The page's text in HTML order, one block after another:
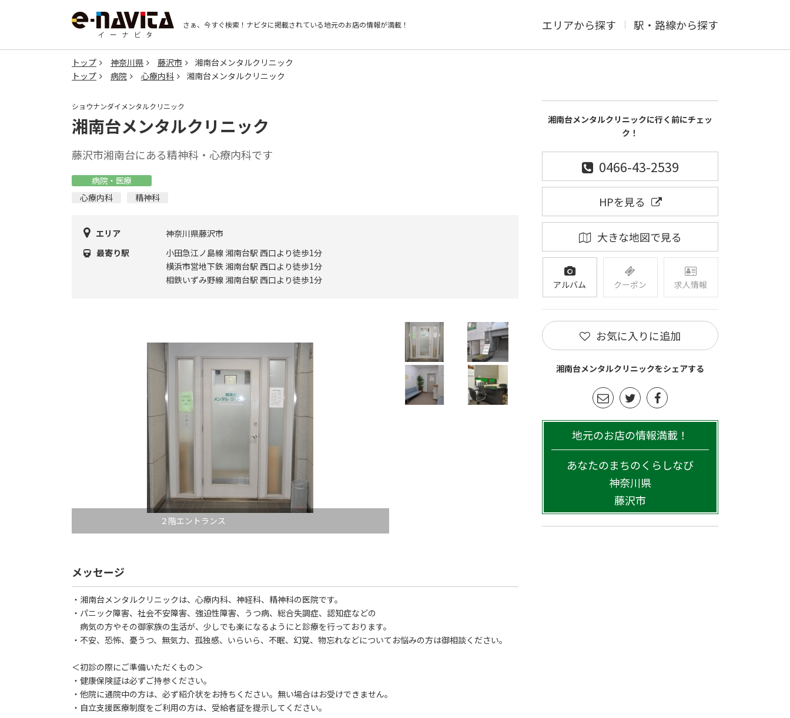
さぁ、今すぐ検索！ ナビタに掲載されている地元のお店の情報が満載！ エリアから探す 駅・路線から探す
トップ 神奈川県 藤沢市
湘南台メンタルクリニック
トップ
病院 心療内科 湘南台メンタルクリニック
ショウナンダイメンタルクリニック
湘南台メンタルクリニック
藤沢市湘南台にある精神科・心療内科です
病院・医療
心療内科
精神科
エリア
神奈川県藤沢市
最寄り駅
小田急江ノ島線 湘南台駅 西口より徒歩1分
横浜市営地下鉄 湘南台駅 西口より徒歩1分
相鉄いずみ野線 湘南台駅 西口より徒歩1分
２階エントランス
メッセージ
・湘南台メンタルクリニックは、心療内科、神経科、精神科の医院です。
・パニック障害、社会不安障害、強迫性障害、うつ病、総合失調症、認知症などの
病気の方やその御家族の生活が、少しでも楽になるようにと診療を行っております。
・不安、恐怖、憂うつ、無気力、孤独感、いらいら、不眠、幻覚、物忘れなどについてお悩みの方は御相談ください。
＜初診の際にご準備いただくもの＞
・健康保険証は必ずご持参ください。
・他院に通院中の方は、必ず紹介状をお持ちください。無い場合はお受けできません。
・自立支援医療制度をご利用の方は、受給者証を提示してください。
湘南台メンタルクリニックに行く前にチェッ
ク！
0466-43-2539
HPを見る
大きな地図で見る
アルバム クーポン 求人情報
お気に入りに追加
湘南台メンタルクリニックをシェアする
地元のお店の情報満載！
あなたのまちのくらしなび
神奈川県
藤沢市